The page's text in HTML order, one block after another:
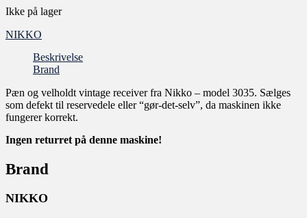
Ikke på lager
NIKKO
Beskrivelse
Brand
Pæn og velholdt vintage receiver fra Nikko – model 3035. Sælges
som defekt til reservedele eller “gør-det-selv”, da maskinen ikke
fungerer korrekt.
Ingen returret på denne maskine!
Brand
NIKKO